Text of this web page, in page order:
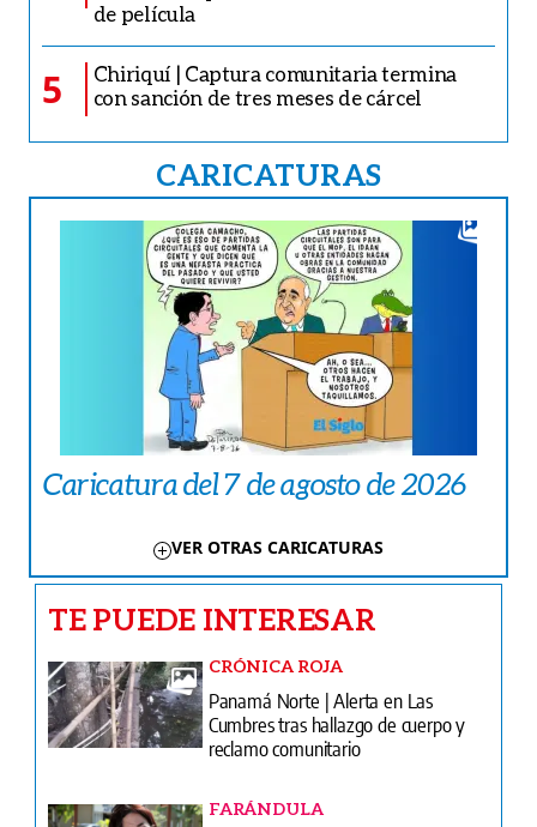
de película
5
Chiriquí | Captura comunitaria termina
con sanción de tres meses de cárcel
CARICATURAS
Caricatura del 7 de agosto de 2026
VER OTRAS CARICATURAS
TE PUEDE INTERESAR
CRÓNICA ROJA
Panamá Norte | Alerta en Las
Cumbres tras hallazgo de cuerpo y
reclamo comunitario
FARÁNDULA